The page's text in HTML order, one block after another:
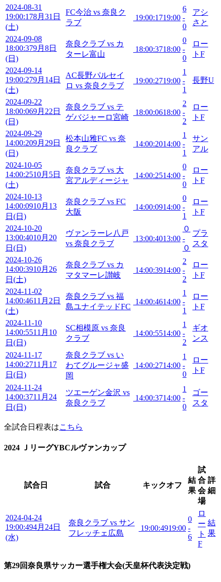
2024-08-31
19:00:178月31日
(土)
FC今治 vs 奈良ク
ラブ
19:00:1719:00
6
-
0
アシ
さと
2024-09-08
18:00:379月8日
(日)
奈良クラブ vs カ
ターレ富山
18:00:3718:00
0
-
0
ロー
トF
2024-09-14
19:00:279月14日
(土)
AC長野パルセイ
ロ vs 奈良クラブ
19:00:2719:00
1
-
1
長野U
2024-09-22
18:00:069月22日
(日)
奈良クラブ vs テ
ゲバジャーロ宮崎
18:00:0618:00
2
-
2
ロー
トF
2024-09-29
14:00:209月29日
(日)
松本山雅FC vs 奈
良クラブ
14:00:2014:00
1
-
1
サン
アル
2024-10-05
14:00:2510月5日
(土)
奈良クラブ vs 大
宮アルディージャ
14:00:2514:00
0
-
0
ロー
トF
2024-10-13
14:00:0910月13
日(日)
奈良クラブ vs FC
大阪
14:00:0914:00
0
-
1
ロー
トF
2024-10-20
13:00:4010月20
日(日)
ヴァンラーレ八戸
vs 奈良クラブ
13:00:4013:00
０
-
０
プラ
スタ
2024-10-26
14:00:3910月26
日(土)
奈良クラブ vs カ
マタマーレ讃岐
14:00:3914:00
2
-
2
ロー
トF
2024-11-02
14:00:4611月2日
(土)
奈良クラブ vs 福
島ユナイテッドFC
14:00:4614:00
1
-
1
ロー
トF
2024-11-10
14:00:5511月10
日(日)
SC相模原 vs 奈良
クラブ
14:00:5514:00
1
-
2
ギオ
ンス
2024-11-17
14:00:2711月17
日(日)
奈良クラブ vs い
わてグルージャ盛
岡
14:00:2714:00
1
-
0
ロー
トF
2024-11-24
14:00:3711月24
日(日)
ツエーゲン金沢 vs
奈良クラブ
14:00:3714:00
1
-
0
ゴー
スタ
全試合日程表はこちら
2024 ＪリーグYBCルヴァンカップ
試合日 試合 キックオフ
結
果
試
合
会
場
詳
細
2024-04-24
19:00:494月24日
(水)
奈良クラブ vs サン
フレッチェ広島
19:00:4919:00
0
-
6
ロ
ー
ト
F
結
果
第29回奈良県サッカー選手権大会(天皇杯代表決定戦)